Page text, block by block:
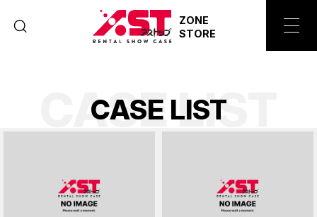
ZONE
STORE
CASE LIST
CASE LIST